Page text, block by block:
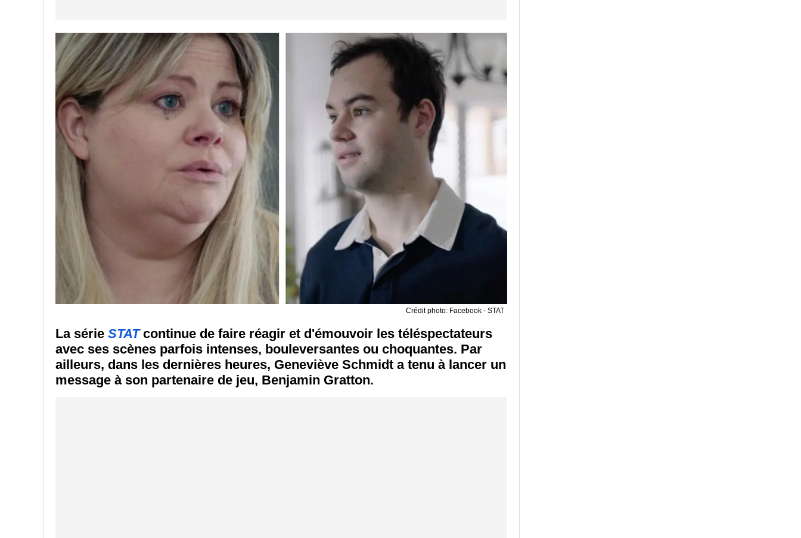
Crédit photo: Facebook - STAT
La série STATcontinue de faire réagir et d'émouvoir les téléspectateurs
avec ses scènes parfois intenses, bouleversantes ou choquantes. Par
ailleurs, dans les dernières heures, Geneviève Schmidt a tenu à lancer un
message à son partenaire de jeu, Benjamin Gratton.